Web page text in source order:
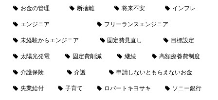
お金の管理 断捨離 将来不安 インフレ
エンジニア フリーランスエンジニア
未経験からエンジニア 固定費見直し 目標設定
太陽光発電 固定費削減 継続 高額療養費制度
介護保険 介護 申請しないともらえないお金
失業給付 子育て ロバートキヨサキ ソニー銀行